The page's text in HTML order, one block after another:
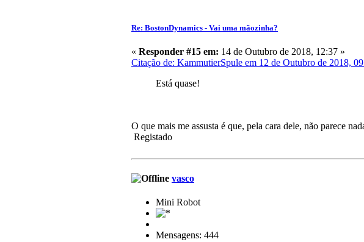
Re: BostonDynamics - Vai uma mãozinha?
« Responder #15 em: 14 de Outubro de 2018, 12:37 »
Citação de: KammutierSpule em 12 de Outubro de 2018,
Está quase!
O que mais me assusta é que, pela cara dele, não parece
Registado
vasco
Mini Robot
Mensagens: 444